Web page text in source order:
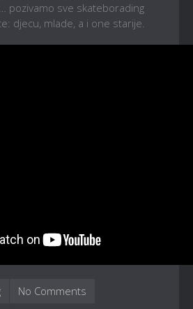
pozivamo sve skateborading
djecu, mlade, a i one starije.
No Comments